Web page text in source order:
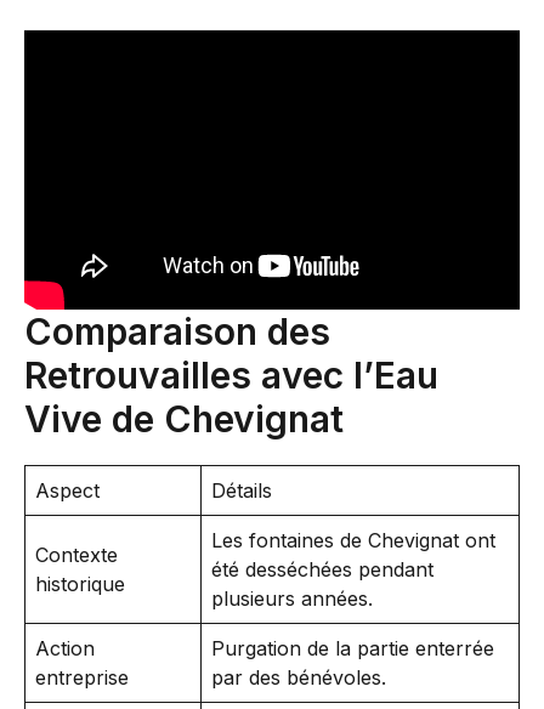
Comparaison des
Retrouvailles avec l’Eau
Vive de Chevignat
Aspect Détails
Contexte
historique
Les fontaines de Chevignat ont
été desséchées pendant
plusieurs années.
Action
entreprise
Purgation de la partie enterrée
par des bénévoles.